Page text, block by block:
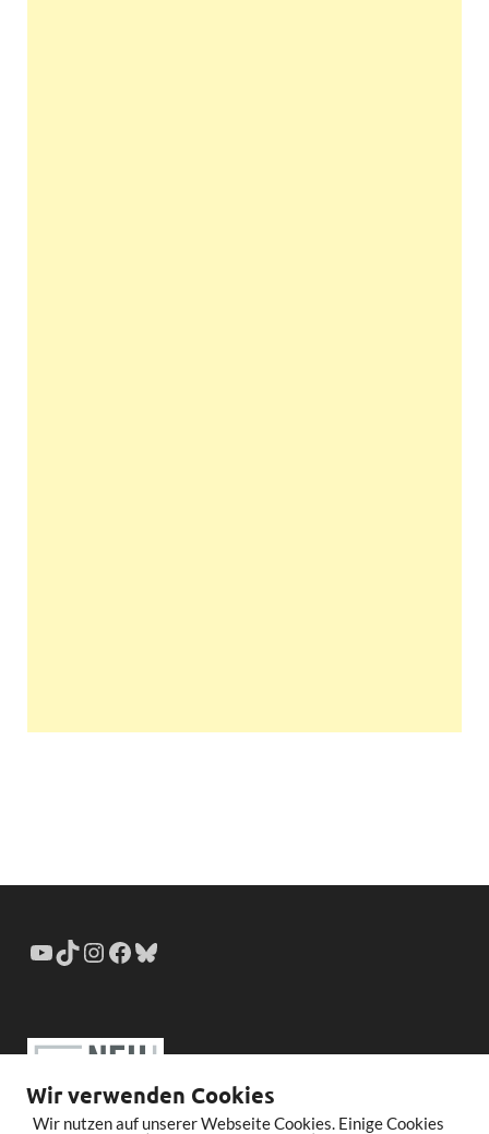
Wir verwenden Cookies
Wir nutzen auf unserer Webseite Cookies. Einige Cookies